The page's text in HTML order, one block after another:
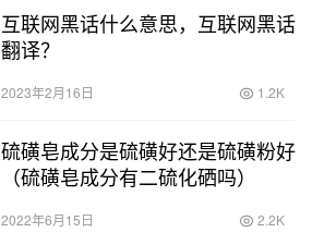
互联网黑话什么意思，互联网黑话
翻译？
2023年2月16日 1.2K
硫磺皂成分是硫磺好还是硫磺粉好
（硫磺皂成分有二硫化硒吗）
2022年6月15日 2.2K